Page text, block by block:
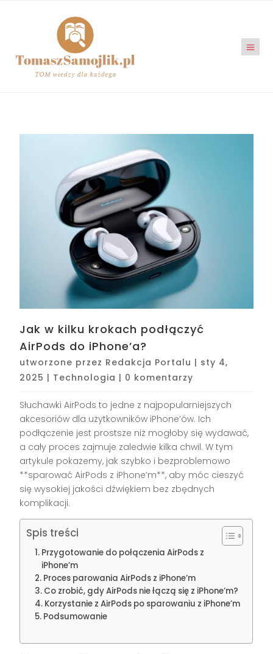
Jak w kilku krokach podłączyć
AirPods do iPhone’a?
utworzone przez Redakcja Portalu | sty 4,
2025 | Technologia | 0 komentarzy
Słuchawki AirPods to jedne z najpopularniejszych
akcesoriów dla użytkowników iPhone’ów. Ich
podłączenie jest prostsze niż mogłoby się wydawać,
a cały proces zajmuje zaledwie kilka chwil. W tym
artykule pokażemy, jak szybko i bezproblemowo
**sparować AirPods z iPhone’m**, aby móc cieszyć
się wysokiej jakości dźwiękiem bez zbędnych
komplikacji.
Spis treści
Przygotowanie do połączenia AirPods z
iPhone’m
Proces parowania AirPods z iPhone’m
Co zrobić, gdy AirPods nie łączą się z iPhone’m?
Korzystanie z AirPods po sparowaniu z iPhone’m
Podsumowanie